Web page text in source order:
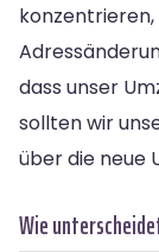
dass unser
sollten wir
über die neue
Wie